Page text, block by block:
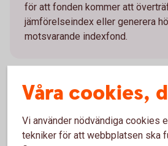
för att fonden kommer att
jämförelseindex eller generera
motsvarande indexfond.
Mer information
Våra cookies,
Vi använder nödvändiga cookies
tekniker för att webbplatsen ska